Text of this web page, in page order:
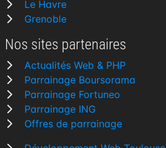
Le Havre
Grenoble
Nos sites partenaires
Actualités Web & PHP
Parrainage Boursorama
Parrainage Fortuneo
Parrainage ING
Offres de parrainage